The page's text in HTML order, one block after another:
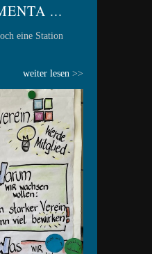
...
eine Station
weiter lesen >>